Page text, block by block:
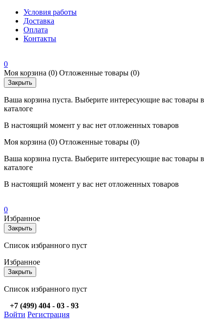
Условия работы
Доставка
Оплата
Контакты
0
Моя корзина (0) Отложенные товары (0)
Закрыть
Ваша корзина пуста. Выберите интересующие вас товары в
каталоге
В настоящий момент у вас нет отложенных товаров
Моя корзина (0) Отложенные товары (0)
Ваша корзина пуста. Выберите интересующие вас товары в
каталоге
В настоящий момент у вас нет отложенных товаров
0
Избранное
Закрыть
Список избранного пуст
Избранное
Закрыть
Список избранного пуст
+7 (499) 404 - 03 - 93
Войти Регистрация